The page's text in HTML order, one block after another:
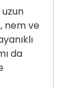
uzun
nem ve
da